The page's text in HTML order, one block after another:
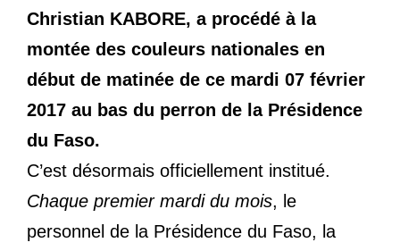
Christian KABORE, a procédé à la
montée des couleurs nationales en
début de matinée de ce mardi 07 février
2017 au bas du perron de la Présidence
du Faso.
C’est désormais officiellement institué.
Chaque premier mardi du mois, le
personnel de la Présidence du Faso, la